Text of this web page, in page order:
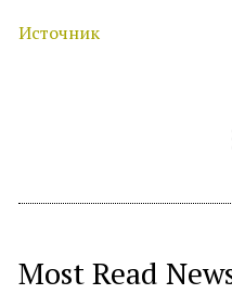
Источник
Most Read